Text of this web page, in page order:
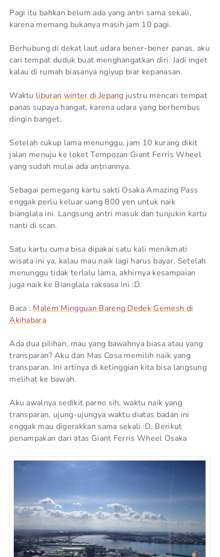
Pagi itu bahkan belum ada yang antri sama sekali,
karena memang bukanya masih jam 10 pagi.
Berhubung di dekat laut udara bener-bener panas, aku
cari tempat duduk buat menghangatkan diri. Jadi inget
kalau di rumah biasanya ngiyup biar kepanasan.
Waktu liburan winter di Jepang justru mencari tempat
panas supaya hangat, karena udara yang berhembus
dingin banget.
Setelah cukup lama menunggu, jam 10 kurang dikit
jalan menuju ke loket Tempozan Giant Ferris Wheel
yang sudah mulai ada antriannya.
Sebagai pemegang kartu sakti Osaka Amazing Pass
enggak perlu keluar uang 800 yen untuk naik
bianglala ini. Langsung antri masuk dan tunjukin kartu
nanti di scan.
Satu kartu cuma bisa dipakai satu kali menikmati
wisata ini ya, kalau mau naik lagi harus bayar. Setelah
menunggu tidak terlalu lama, akhirnya kesampaian
juga naik ke Bianglala raksasa ini :D.
Baca : Malem Mingguan Bareng Dedek Gemesh di
Akihabara
Ada dua pilihan, mau yang bawahnya biasa atau yang
transparan? Aku dan Mas Cosa memilih naik yang
transparan. Ini artinya di ketinggian kita bisa langsung
melihat ke bawah.
Aku awalnya sedikit parno sih, waktu naik yang
transparan, ujung-ujungya waktu diatas badan ini
enggak mau digerakkan sama sekali :D. Berikut
penampakan dari atas Giant Ferris Wheel Osaka